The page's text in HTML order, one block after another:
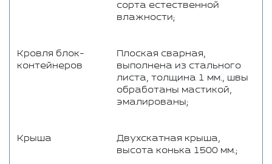
сорта естественной
влажности;
Кровля блок-
контейнеров
Плоская сварная,
выполнена из стального
листа, толщина 1 мм., швы
обработаны мастикой,
эмалированы;
Крыша
Двухскатная крыша,
высота конька 1500 мм.;